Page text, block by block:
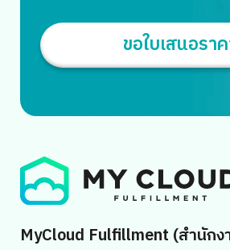
ขอใบเสนอรา
MyCloud Fulfillment (สำนัก